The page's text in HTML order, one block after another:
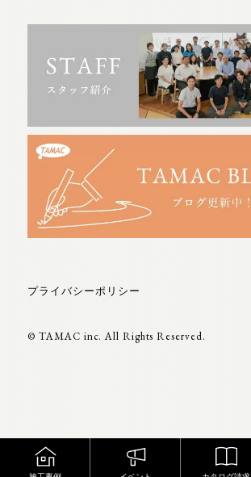
プライバシーポリシー
© TAMAC inc. All Rights Reserved.